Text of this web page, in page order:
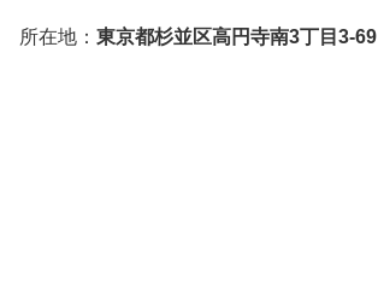
所在地： 東京都杉並区高円寺南3丁目3-69